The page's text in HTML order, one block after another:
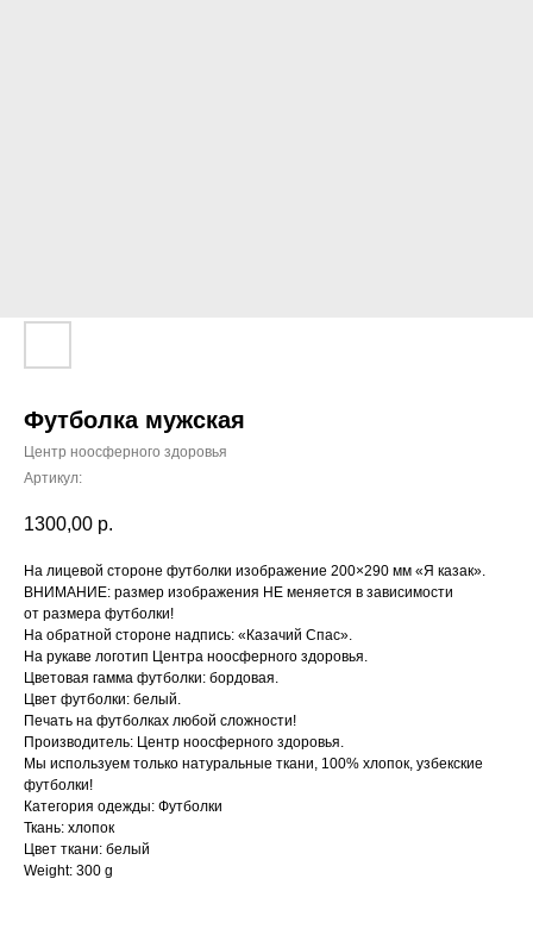
Футболка мужская
Центр ноосферного здоровья
Артикул:
1300,00 р.
На лицевой стороне футболки изображение 200×290 мм «Я казак».
ВНИМАНИЕ: размер изображения НЕ меняется в зависимости
от размера футболки!
На обратной стороне надпись: «Казачий Спас».
На рукаве логотип Центра ноосферного здоровья.
Цветовая гамма футболки: бордовая.
Цвет футболки: белый.
Печать на футболках любой сложности!
Производитель: Центр ноосферного здоровья.
Мы используем только натуральные ткани, 100% хлопок, узбекские
футболки!
Категория одежды: Футболки
Ткань: хлопок
Цвет ткани: белый
Weight: 300 g